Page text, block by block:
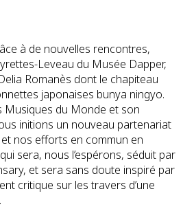
à de nouvelles rencontres,
Leveau du Musée Dapper,
Romanès dont le chapiteau
japonaises bunya ningyo.
Musiques du Monde et son
initions un nouveau partenariat
nos efforts en commun en
sera, nous l’espérons, séduit par
et sera sans doute inspiré par
critique sur les travers d’une